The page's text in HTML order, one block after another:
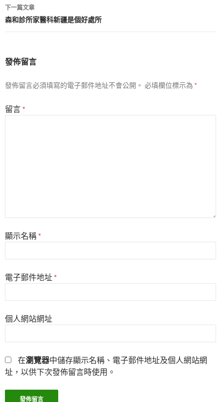
覽
下一篇文章
森和診所家醫科新疆是個好處所
發佈留言
發佈留言必須填寫的電子郵件地址不會公開。 必填欄位標示為 *
留言 *
顯示名稱 *
電子郵件地址 *
個人網站網址
在瀏覽器中儲存顯示名稱、電子郵件地址及個人網站網
址，以供下次發佈留言時使用。